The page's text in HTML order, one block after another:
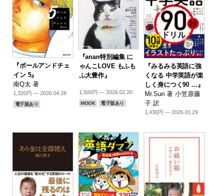
『ボールアンドチェ
イン 5』
南Q太 著
1,320円 — 2026.04.28
電子版あり
『anan特別編集 に
ゃんこLOVE もふも
ふ大豊作』
1,500円 — 2026.02.20
MOOK 電子版あり
『みるみる英語に強
くなる 中学英語が楽
しく身につく90 …』
Mr.Sun 著 小笠原藤
子 訳
1,430円 — 2026.01.29